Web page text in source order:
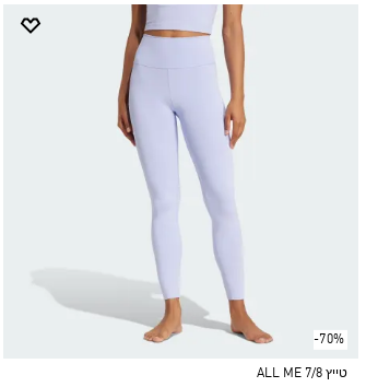
-70%
טייץ ALL ME 7/8